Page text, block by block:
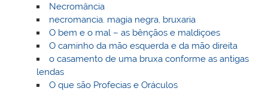
Necromância
necromancia. magia negra, bruxaria
O bem e o mal – as bênçãos e maldiçoes
O caminho da mão esquerda e da mão direita
o casamento de uma bruxa conforme as antigas
lendas
O que são Profecias e Oráculos